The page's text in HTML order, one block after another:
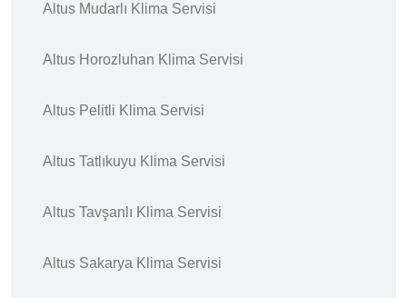
Altus Mudarlı Klima Servisi
Altus Horozluhan Klima Servisi
Altus Pelitli Klima Servisi
Altus Tatlıkuyu Klima Servisi
Altus Tavşanlı Klima Servisi
Altus Sakarya Klima Servisi